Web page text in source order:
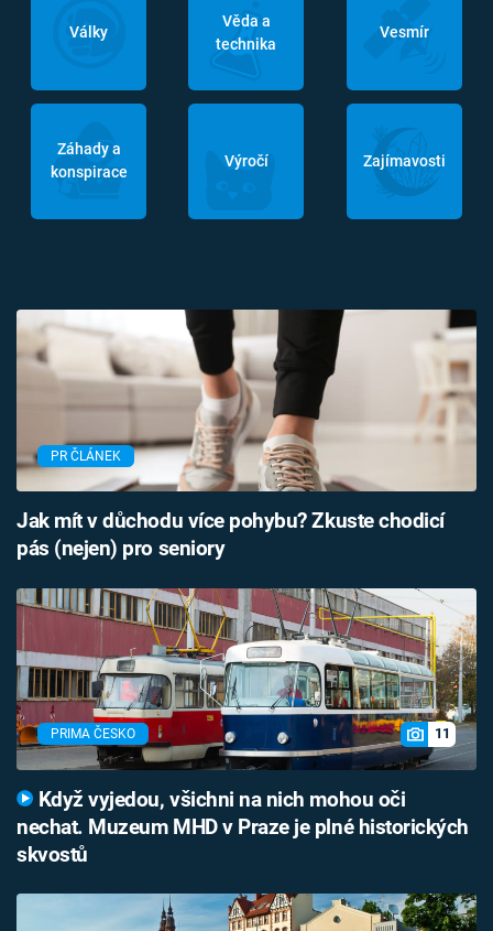
Války
Věda a
technika
Vesmír
Záhady a
konspirace
Výročí Zajímavosti
PR ČLÁNEK
Jak mít v důchodu více pohybu? Zkuste chodicí
pás (nejen) pro seniory
PRIMA ČESKO 11
Když vyjedou, všichni na nich mohou oči
nechat. Muzeum MHD v Praze je plné historických
skvostů